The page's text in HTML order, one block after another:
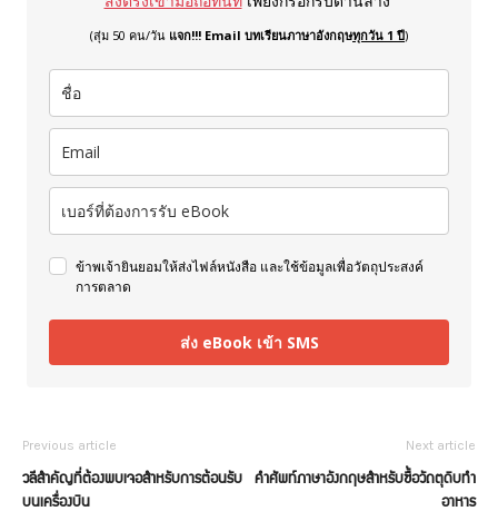
(สุ่ม 50 คน/วัน แจก!!! Email บทเรียนภาษาอังกฤษทุกวัน 1 ปี)
ข้าพเจ้ายินยอมให้ส่งไฟล์หนังสือ และใช้ข้อมูลเพื่อวัตถุประสงค์
การตลาด
ส่ง eBook เข้า SMS
Previous article
วลีสำคัญที่ต้องพบเจอสำหรับการต้อนรับ
บนเครื่องบิน
Next article
คำศัพท์ภาษาอังกฤษสำหรับซื้อวัถตุดิบทำ
อาหาร